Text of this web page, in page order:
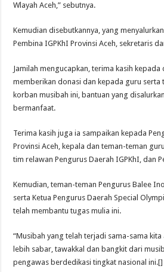
Wlayah Aceh,” sebutnya.
Kemudian disebutkannya, yang
Pembina IGPKhI Provinsi Aceh, sekretaris
Jamilah mengucapkan, terima kasih
memberikan donasi dan kepada guru serta
korban musibah ini, bantuan yang
bermanfaat.
Terima kasih juga ia sampaikan kepada
Provinsi Aceh, kepala dan teman-teman
tim relawan Pengurus Daerah IGPKhI, dan
Kemudian, teman-teman Pengurus Balee
serta Ketua Pengurus Daerah Special
telah membantu tugas mulia ini.
“Musibah yang telah terjadi sama-sama
lebih sabar, tawakkal dan bangkit dari
pengawas berdedikasi tingkat nasional ini.[]